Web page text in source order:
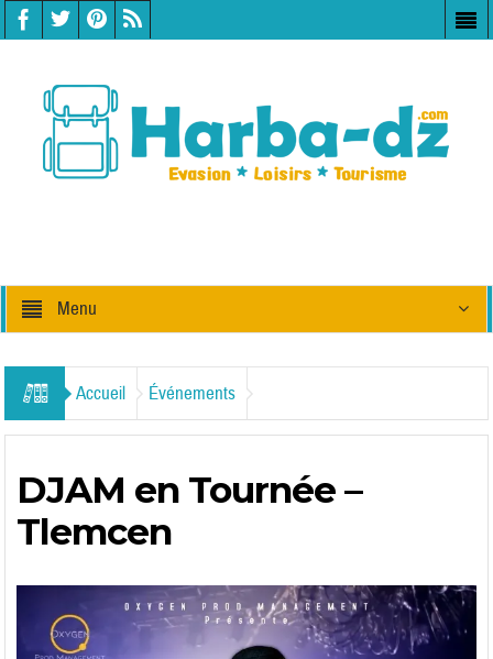
Menu
Accueil Événements
DJAM en Tournée –
Tlemcen